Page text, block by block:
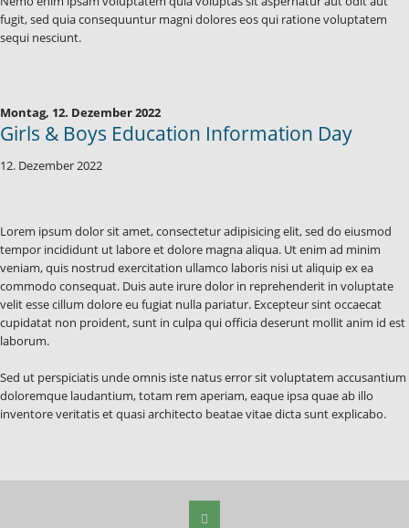
fugit, sed quia consequuntur magni dolores eos qui ratione voluptatem
sequi nesciunt.
Montag, 12. Dezember 2022
Girls & Boys Education Information Day
12. Dezember 2022
Lorem ipsum dolor sit amet, consectetur adipisicing elit, sed do eiusmod
tempor incididunt ut labore et dolore magna aliqua. Ut enim ad minim
veniam, quis nostrud exercitation ullamco laboris nisi ut aliquip ex ea
commodo consequat. Duis aute irure dolor in reprehenderit in voluptate
velit esse cillum dolore eu fugiat nulla pariatur. Excepteur sint occaecat
cupidatat non proident, sunt in culpa qui officia deserunt mollit anim id est
laborum.
Sed ut perspiciatis unde omnis iste natus error sit voluptatem accusantium
doloremque laudantium, totam rem aperiam, eaque ipsa quae ab illo
inventore veritatis et quasi architecto beatae vitae dicta sunt explicabo.